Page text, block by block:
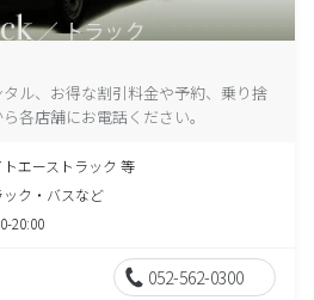
ル、お得な割引料金や予約、乗り捨
各店舗にお電話ください。
トエーストラック 等
ック・バスなど
20:00
052-562-0300